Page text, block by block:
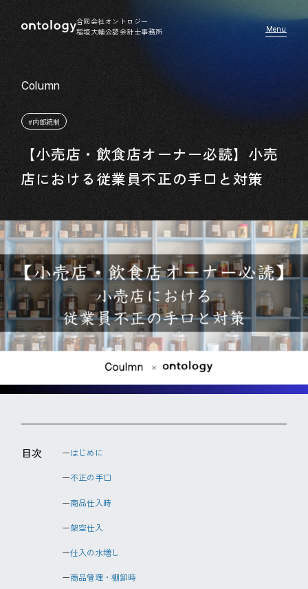
合同会社オントロジー
稲垣大輔公認会計士事務所
#内部統制
【小売店・飲食店オーナー必読】小売
店における従業員不正の手口と対策
目次 はじめに
不正の手口
商品仕入時
架空仕入
仕入の水増し
商品管理・棚卸時